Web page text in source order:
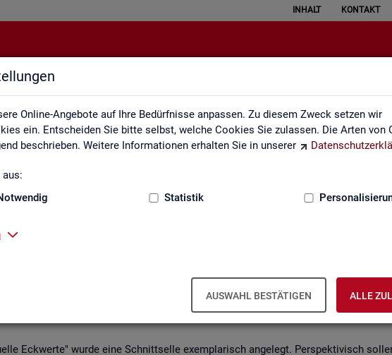
Online-Angebote auf Ihre Bedürfnisse anpassen. Zu diesem Zweck setzen wir
ein. Entscheiden Sie bitte selbst, welche Cookies Sie zulassen. Die Arten von
beschrieben. Weitere Informationen erhalten Sie in unserer
Statistik
AUSWAHL BESTÄTIGEN ALLE
INHALT KONTAKT
API
zu Schnitt­stel­len für au­to­ma­ti­sier­te
der Bun­des­agen­tur für Ar­beit die Mög­lich­keit, Daten per Schnitt­stel­le
Eck­wer­te" wurde eine Schnitt­sel­le ex­em­pla­risch an­ge­legt. Per­spek­ti­visch